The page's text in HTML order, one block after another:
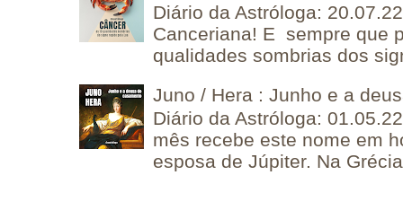
Diário da Astróloga:
Canceriana! E sempre que
qualidades sombrias dos
Juno / Hera : Junho e a
Diário da Astróloga:
mês recebe este nome em
esposa de Júpiter. Na